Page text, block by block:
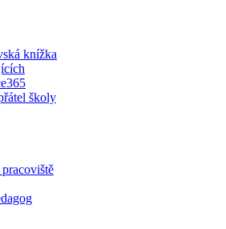
knížka
školy